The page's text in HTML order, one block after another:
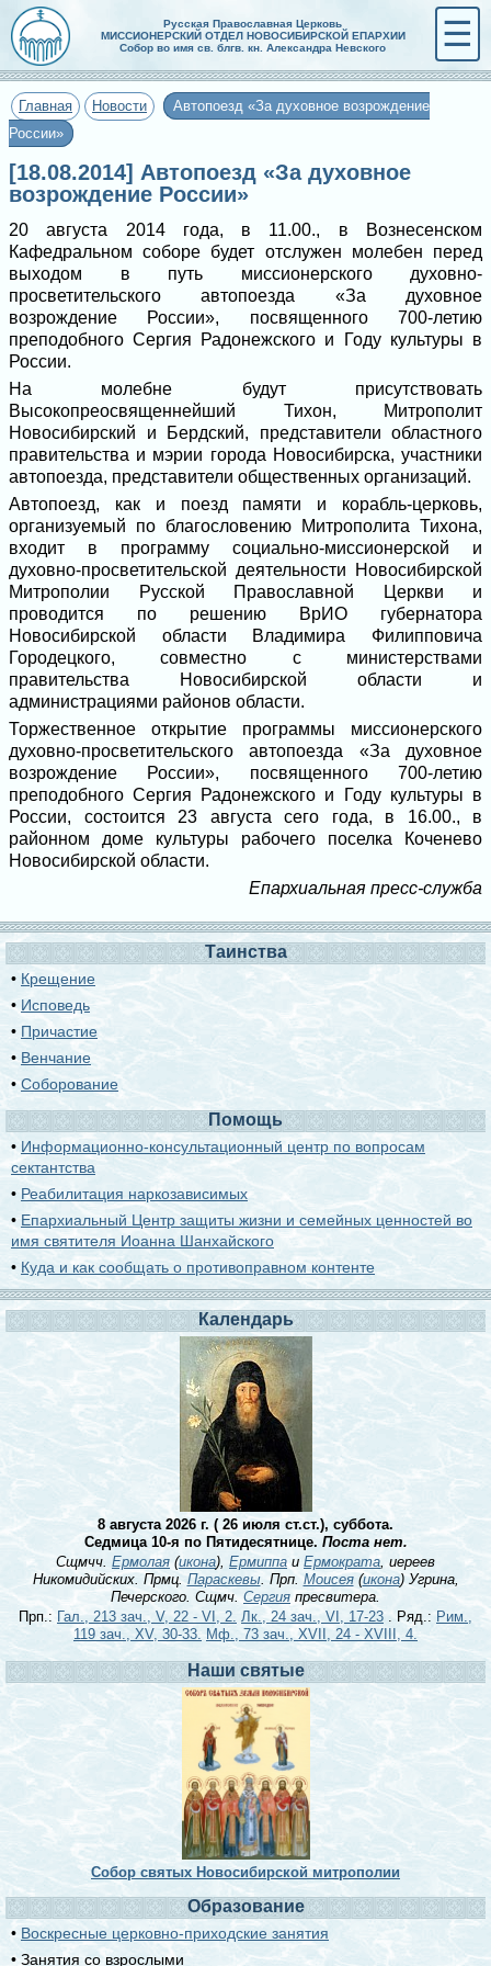
Русская Православная Церковь
МИССИОНЕРСКИЙ ОТДЕЛ НОВОСИБИРСКОЙ ЕПАРХИИ
Собор во имя св. блгв. кн. Александра Невского
☰
Главная Новости
Автопоезд «За духовное возрождение
России»
[18.08.2014] Автопоезд «За духовное
возрождение России»
20 августа 2014 года, в 11.00., в Вознесенском
Кафедральном соборе будет отслужен молебен перед
выходом в путь миссионерского духовно-
просветительского автопоезда «За духовное
возрождение России», посвященного 700-летию
преподобного Сергия Радонежского и Году культуры в
России.
На молебне будут присутствовать
Высокопреосвященнейший Тихон, Митрополит
Новосибирский и Бердский, представители областного
правительства и мэрии города Новосибирска, участники
автопоезда, представители общественных организаций.
Автопоезд, как и поезд памяти и корабль-церковь,
организуемый по благословению Митрополита Тихона,
входит в программу социально-миссионерской и
духовно-просветительской деятельности Новосибирской
Митрополии Русской Православной Церкви и
проводится по решению ВрИО губернатора
Новосибирской области Владимира Филипповича
Городецкого, совместно с министерствами
правительства Новосибирской области и
администрациями районов области.
Торжественное открытие программы миссионерского
духовно-просветительского автопоезда «За духовное
возрождение России», посвященного 700-летию
преподобного Сергия Радонежского и Году культуры в
России, состоится 23 августа сего года, в 16.00., в
районном доме культуры рабочего поселка Коченево
Новосибирской области.
Епархиальная пресс-служба
Таинства
• Крещение
• Исповедь
• Причастие
• Венчание
•Соборование
Помощь
• Информационно-консультационный центр по вопросам
сектантства
• Реабилитация наркозависимых
• Епархиальный Центр защиты жизни и семейных ценностей во
имя святителя Иоанна Шанхайского
• Куда и как сообщать о противоправном контенте
Календарь
8 августа 2026 г. ( 26 июля ст.ст.), суббота.
Седмица 10-я по Пятидесятнице. Поста нет.
Сщмчч. Ермолая (икона), Ермиппаи Ермократа, иереев
Никомидийских. Прмц.Параскевы. Прп. Моисея(икона) Угрина,
Печерского. Сщмч. Сергия пресвитера.
Прп.: Гал., 213 зач., V, 22 - VI, 2. Лк., 24 зач., VI, 17-23 . Ряд.: Рим.,
119 зач., XV, 30-33. Мф., 73 зач., XVII, 24 - XVIII, 4.
Наши святые
Собор святых Новосибирской митрополии
Образование
• Воскресные церковно-приходские занятия
• Занятия со взрослыми